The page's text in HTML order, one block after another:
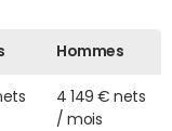
Hommes
4 149 € nets
/ mois